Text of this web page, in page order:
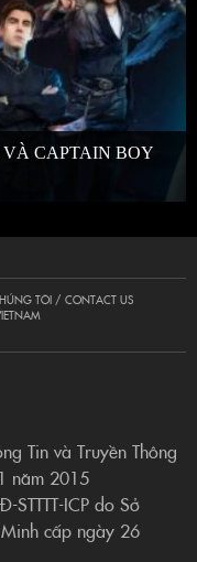
CAPTAIN BOY
TÔI / CONTACT US
Tin và Truyền Thông
năm 2015
ICP do Sở
Minh cấp ngày 26